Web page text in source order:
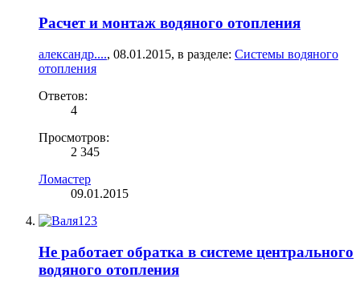
Расчет и монтаж водяного отопления
александр...., 08.01.2015, в разделе: Системы водяного
отопления
Ответов:
4
Просмотров:
2 345
Ломастер
09.01.2015
Не работает обратка в системе центрального
водяного отопления